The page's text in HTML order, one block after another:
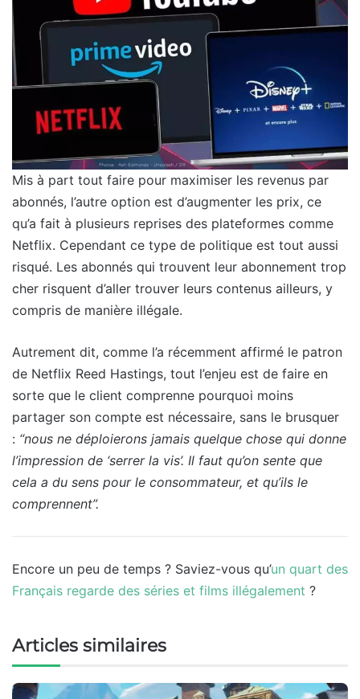
Mis à part tout faire pour maximiser les revenus par
abonnés, l’autre option est d’augmenter les prix, ce
qu’a fait à plusieurs reprises des plateformes comme
Netflix. Cependant ce type de politique est tout aussi
risqué. Les abonnés qui trouvent leur abonnement trop
cher risquent d’aller trouver leurs contenus ailleurs, y
compris de manière illégale.
Autrement dit, comme l’a récemment affirmé le patron
de Netflix Reed Hastings, tout l’enjeu est de faire en
sorte que le client comprenne pourquoi moins
partager son compte est nécessaire, sans le brusquer
: “nous ne déploierons jamais quelque chose qui donne
l’impression de ‘serrer la vis’. Il faut qu’on sente que
cela a du sens pour le consommateur, et qu’ils le
comprennent”.
Encore un peu de temps ? Saviez-vous qu’un quart des
Français regarde des séries et films illégalement ?
Articles similaires